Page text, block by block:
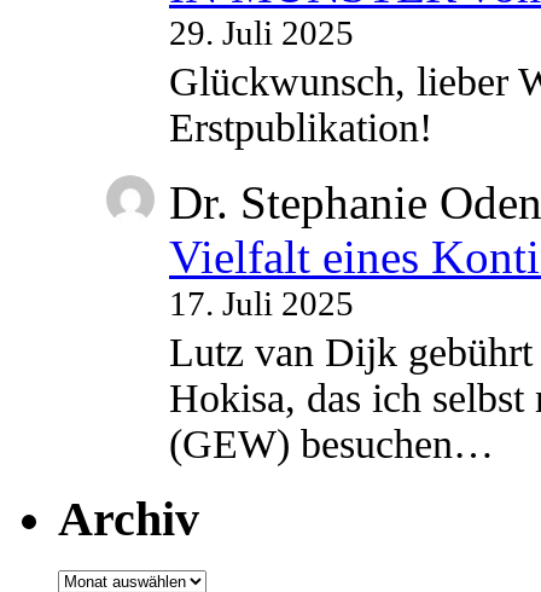
29. Juli 2025
Glückwunsch, lieber
Erstpublikation!
Dr. Stephanie
Vielfalt eines
17. Juli 2025
Lutz van Dijk
Hokisa, das ich
(GEW) besuchen…
Archiv
Archiv